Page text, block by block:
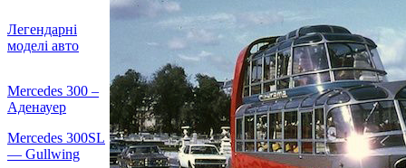
Легендарні
моделі авто
Mercedes 300 –
Аденауер
Mercedes 300SL
— Gullwing